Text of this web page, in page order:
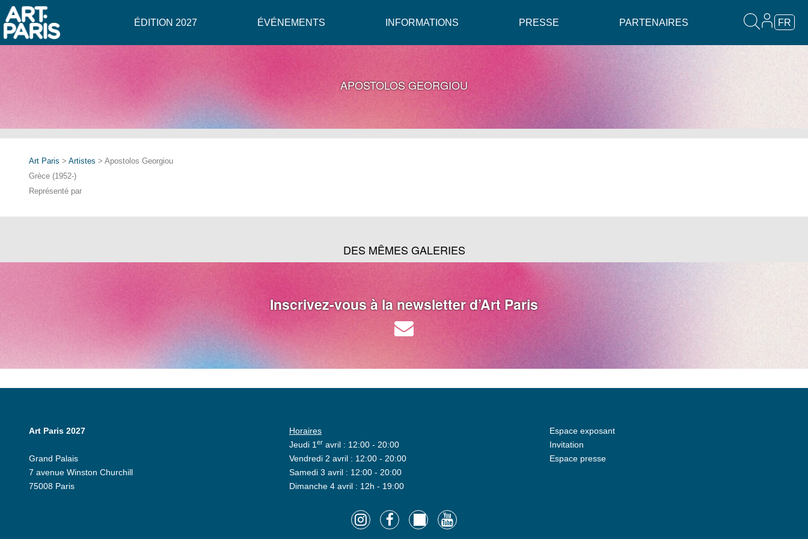
ÉDITION 2027 ÉVÉNEMENTS INFORMATIONS PRESSE PARTENAIRES FR
APOSTOLOS GEORGIOU
Art Paris > Artistes > Apostolos Georgiou
Grèce (1952-)
Représenté par
DES MÊMES GALERIES
Inscrivez-vous à la newsletter d’Art Paris
Art Paris 2027
Grand Palais
7 avenue Winston Churchill
75008 Paris
Horaires
Jeudi 1eravril : 12:00 - 20:00
Vendredi 2 avril : 12:00 - 20:00
Samedi 3 avril : 12:00 - 20:00
Dimanche 4 avril : 12h - 19:00
Espace exposant
Invitation
Espace presse